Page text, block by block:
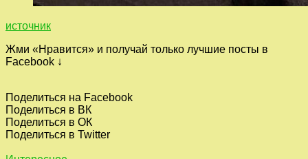
источник
Жми «Нравится» и получай только лучшие посты в
Facebook ↓
Поделиться на Facebook
Поделиться в ВК
Поделиться в ОК
Поделиться в Twitter